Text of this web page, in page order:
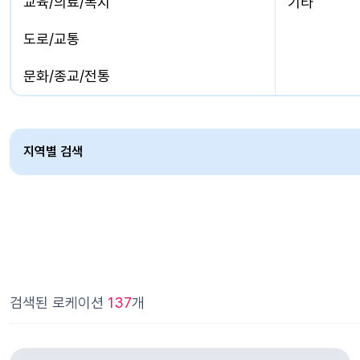
도로/교통
문화/종교/전통
생활/체육/상업
유휴시설
지역별 검색
검색된 로케이션 137개